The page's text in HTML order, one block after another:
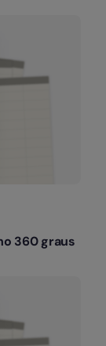
360 graus